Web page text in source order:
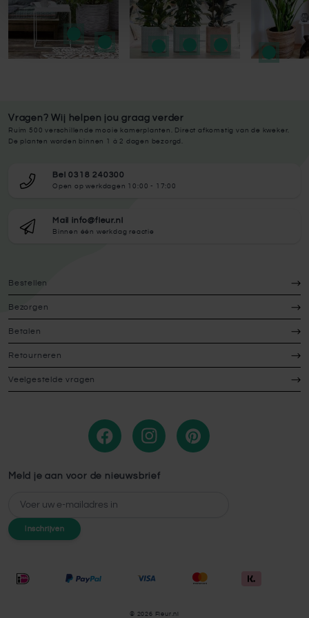
Vragen? Wij helpen jou graag verder
Ruim 500 verschillende mooie kamerplanten. Direct afkomstig van de kweker.
De planten worden binnen 1 à 2 dagen bezorgd.
Bel 0318 240300
Open op werkdagen 10:00 - 17:00
Mail info@fleur.nl
Binnen één werkdag reactie
Bestellen
Bezorgen
Betalen
Retourneren
Veelgestelde vragen
Meld je aan voor de nieuwsbrief
E-mailadres
Inschrijven
© 2026 Fleur.nl